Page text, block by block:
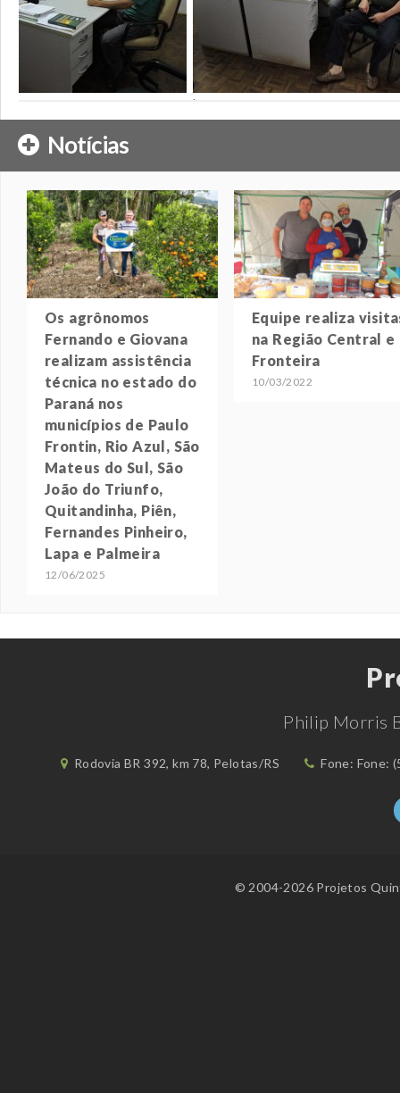
';
Notícias
Os agrônomos
Fernando e Giovana
realizam assistência
técnica no estado do
Paraná nos
municípios de Paulo
Frontin, Rio Azul, São
Mateus do Sul, São
João do Triunfo,
Quitandinha, Piên,
Fernandes Pinheiro,
Lapa e Palmeira
12/06/2025
Equipe realiza
na Região Central e
Fronteira
10/03/2022
Philip Morris
Rodovia BR 392, km 78, Pelotas/RS Fone: Fone:
© 2004-2026 Projetos